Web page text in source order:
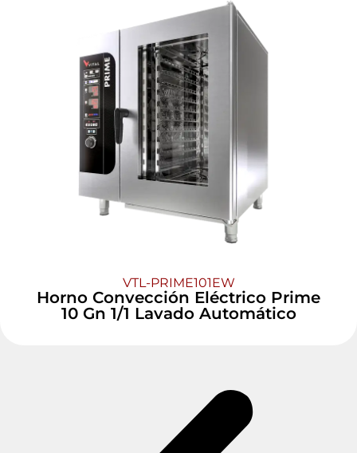
VTL-PRIME101EW
Horno Convección Eléctrico Prime
10 Gn 1/1 Lavado Automático